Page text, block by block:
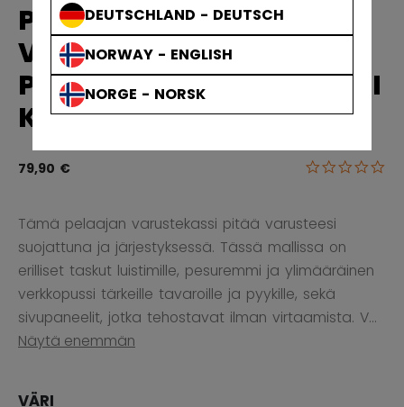
DEUTSCHLAND - DEUTSCH
NORWAY - ENGLISH
NORGE - NORSK
PELAAJAN
VARUSTEKASSIT
PELAAJAN VARUSTEKASSI
KANNETTAVA
79,90 € 3,1 out of 5
Tämä pelaajan varustekassi pitää varusteesi
suojattuna ja järjestyksessä. Tässä mallissa on
erilliset taskut luistimille, pesuremmi ja ylimääräinen
verkkopussi tärkeille tavaroille ja pyykille, sekä
sivupaneelit, jotka tehostavat ilman virtaamista. V...
Näytä enemmän
VÄRI